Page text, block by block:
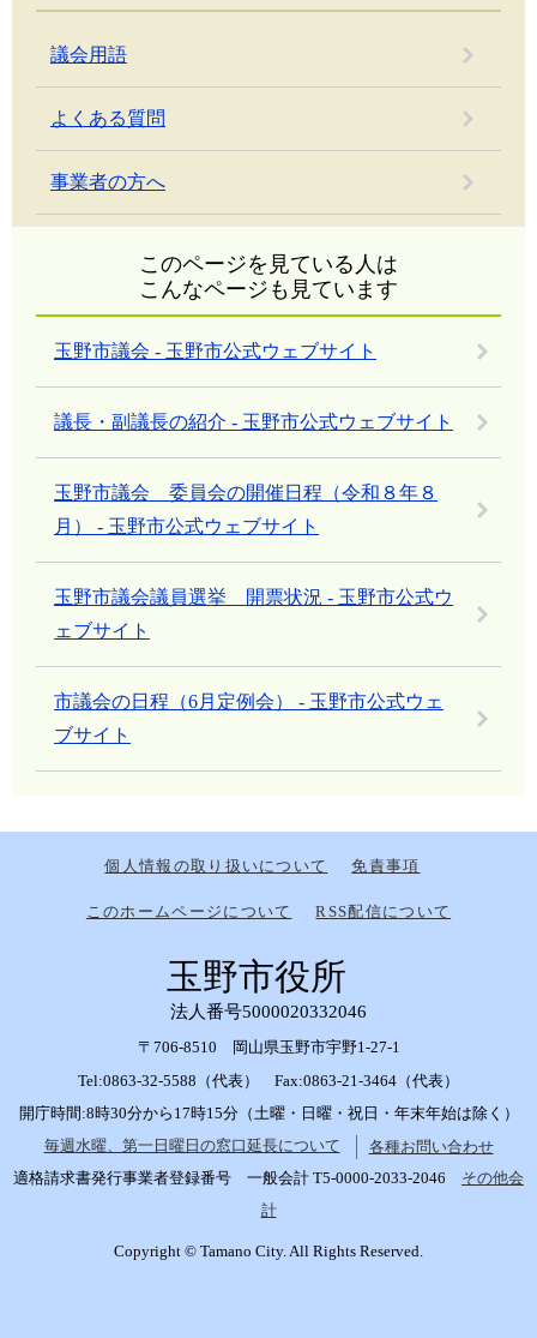
議会用語
よくある質問
事業者の方へ
このページを見ている人は
こんなページも見ています
玉野市議会 - 玉野市公式ウェブサイト
議長・副議長の紹介 - 玉野市公式ウェブサイト
玉野市議会 委員会の開催日程（令和８年８
月） - 玉野市公式ウェブサイト
玉野市議会議員選挙 開票状況 - 玉野市公式ウ
ェブサイト
市議会の日程（6月定例会） - 玉野市公式ウェ
ブサイト
個人情報の取り扱いについて 免責事項
このホームページについて RSS配信について
玉野市役所
法人番号5000020332046
〒706-8510 岡山県玉野市宇野1-27-1
Tel:0863-32-5588（代表） Fax:0863-21-3464（代表）
開庁時間:8時30分から17時15分（土曜・日曜・祝日・年末年始は除く）
毎週水曜、第一日曜日の窓口延長について
各種お問い合わせ
適格請求書発行事業者登録番号 一般会計 T5-0000-2033-2046 その他会
計
Copyright © Tamano City. All Rights Reserved.